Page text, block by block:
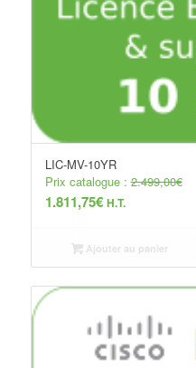
LIC-MV-10YR
Prix catalogue :2.499,00€
1.811,75€ H.T.
Ajouter au panier